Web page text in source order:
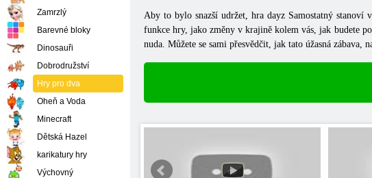
Aby to bylo snazší udržet, hra dayz Samostatný stanoví
funkce hry, jako změny v krajině kolem vás, jak budete
nuda. Můžete se sami přesvědčit, jak tato úžasná zábava,
Zamrzlý
Barevné bloky
Dinosauři
Dobrodružství
Hry pro dva
Oheň a Voda
Minecraft
Dětská Hazel
karikatury hry
Výchovný